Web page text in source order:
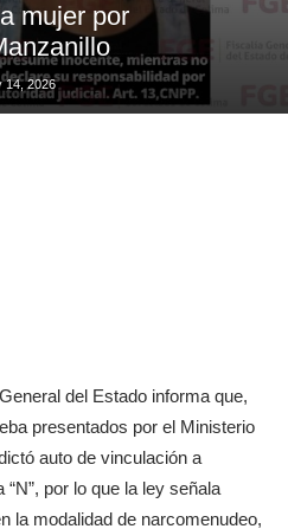
mujer por
14, 2026
del Estado informa que,
presentados por el Ministerio
auto de vinculación a
por lo que la ley señala
la modalidad de narcomenudeo,